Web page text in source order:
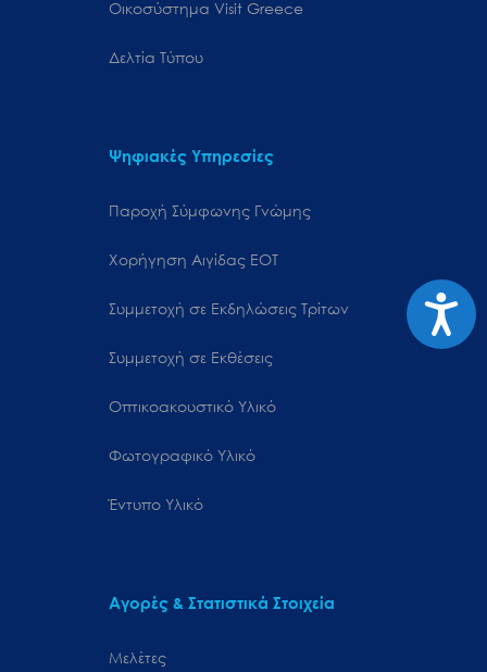
Oικοσύστημα Visit Greece
Δελτία Τύπου
Ψηφιακές Υπηρεσίες
Παροχή Σύμφωνης Γνώμης
Χορήγηση Αιγίδας ΕΟΤ
Συμμετοχή σε Εκδηλώσεις Τρίτων
Συμμετοχή σε Εκθέσεις
Οπτικοακουστικό Υλικό
Φωτογραφικό Υλικό
Έντυπο Υλικό
Αγορές & Στατιστικά Στοιχεία
Μελέτες